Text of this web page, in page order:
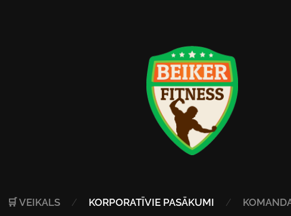
🛒 VEIKALS KORPORATĪVIE PASĀKUMI